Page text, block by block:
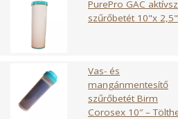
PurePro GAC
szűrőbetét 10"x 2,5"
Vas- és
mangánmentesítő
szűrőbetét Birm
Corosex 10″ –